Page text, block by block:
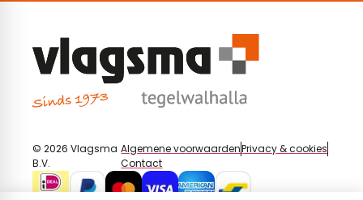
© 2026 Vlagsma
B.V.
Algemene voorwaardenPrivacy & cookies
Contact